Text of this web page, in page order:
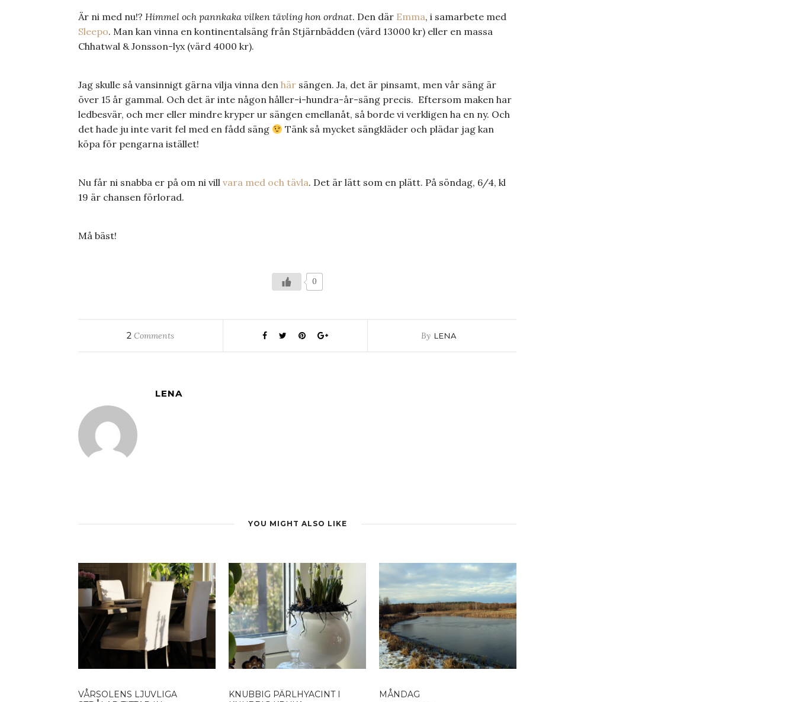
Är ni med nu!? Himmel och pannkaka vilken tävling hon ordnat. Den där Emma, i samarbete med
Sleepo. Man kan vinna en kontinentalsäng från Stjärnbädden (värd 13000 kr) eller en massa
Chhatwal & Jonsson-lyx (värd 4000 kr).
Jag skulle så vansinnigt gärna vilja vinna den här sängen. Ja, det är pinsamt, men vår säng är
över 15 år gammal. Och det är inte någon håller-i-hundra-år-säng precis. Eftersom maken har
ledbesvär, och mer eller mindre kryper ur sängen emellanåt, så borde vi verkligen ha en ny. Och
det hade ju inte varit fel med en fådd säng
Tänk så mycket sängkläder och plädar jag kan
köpa för pengarna istället!
Nu får ni snabba er på om ni vill vara med och tävla. Det är lätt som en plätt. På söndag, 6/4, kl
19 är chansen förlorad.
Må bäst!
0
2 Comments By LENA
LENA
YOU MIGHT ALSO LIKE
VÅRSOLENS LJUVLIGA
KNUBBIG PÄRLHYACINT I
MÅNDAG